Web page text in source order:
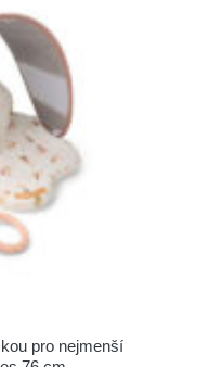
pro nejmenší